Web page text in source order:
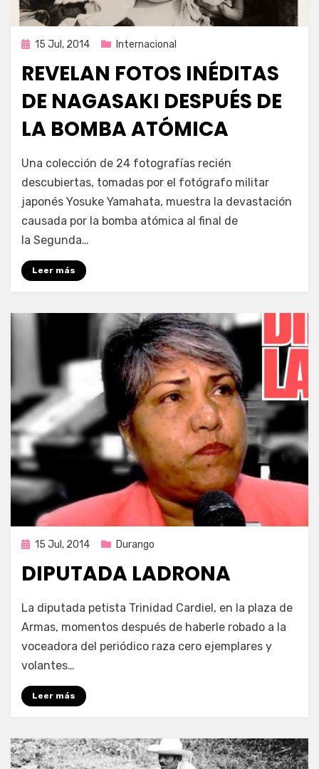
Publicada
15 Jul, 2014 Internacional
REVELAN FOTOS INÉDITAS
DE NAGASAKI DESPUÉS DE
LA BOMBA ATÓMICA
Enrique
Una colección de 24 fotografías recién
descubiertas, tomadas por el fotógrafo militar
japonés Yosuke Yamahata, muestra la devastación
causada por la bomba atómica al final de
la Segunda…
Leer más
Publicada
15 Jul, 2014 Durango
DIPUTADA LADRONA
por Enrique
La diputada petista Trinidad Cardiel, en la plaza de
Armas, momentos después de haberle robado a la
voceadora del periódico raza cero ejemplares y
volantes…
Leer más